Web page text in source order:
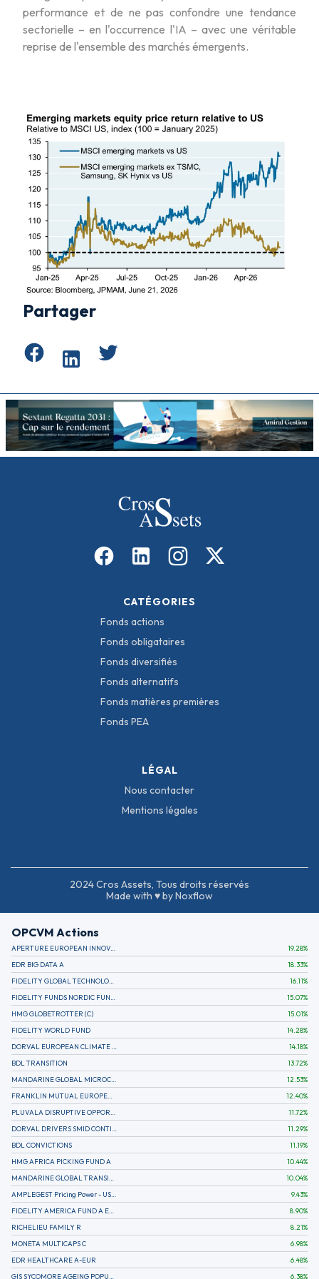
performance et de ne pas confondre une tendance
sectorielle – en l'occurrence l'IA – avec une véritable
reprise de l'ensemble des marchés émergents.
Partager
CATÉGORIES
Fonds actions
Fonds obligataires
Fonds diversifiés
Fonds alternatifs
Fonds matières premières
Fonds PEA
LÉGAL
Nous contacter
Mentions légales
2024 Cros Assets, Tous droits réservés
Made with ♥ by Noxflow
OPCVM Actions
APERTURE EUROPEAN INNOVATION 19.28%
EDR BIG DATA A
18.33%
16.11%
15.07%
HMG GLOBETROTTER (C)
15.01%
FIDELITY WORLD FUND
14.28%
14.18%
BDL TRANSITION
13.72%
12.53%
12.40%
11.72%
11.29%
BDL CONVICTIONS
11.19%
HMG AFRICA PICKING FUND A
10.44%
10.04%
9.43%
8.90%
RICHELIEU FAMILY R
8.21%
MONETA MULTICAPS C
6.98%
EDR HEALTHCARE A-EUR
6.48%
6.38%